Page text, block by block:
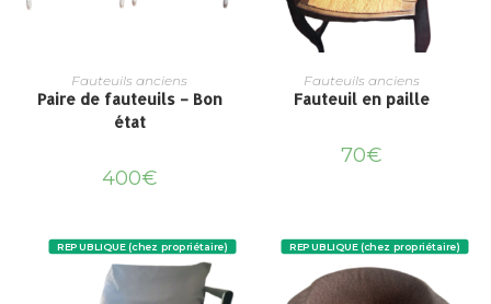
Fauteuils anciens
Paire de fauteuils – Bon
état
400€
Fauteuils anciens
Fauteuil en paille
70€
REPUBLIQUE (chez propriétaire) REPUBLIQUE (chez propriétaire)